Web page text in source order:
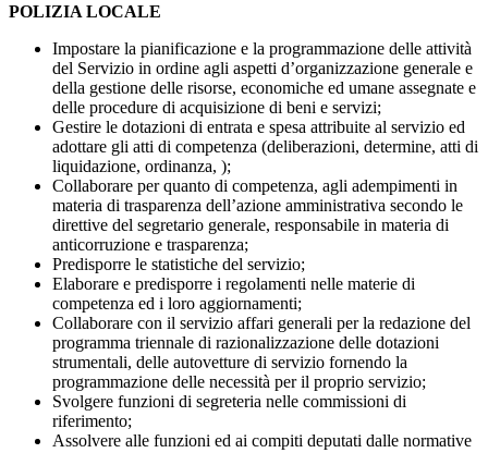
POLIZIA LOCALE
Impostare la pianificazione e la programmazione delle attività
del Servizio in ordine agli aspetti d’organizzazione generale e
della gestione delle risorse, economiche ed umane assegnate e
delle procedure di acquisizione di beni e servizi;
Gestire le dotazioni di entrata e spesa attribuite al servizio ed
adottare gli atti di competenza (deliberazioni, determine, atti di
liquidazione, ordinanza, );
Collaborare per quanto di competenza, agli adempimenti in
materia di trasparenza dell’azione amministrativa secondo le
direttive del segretario generale, responsabile in materia di
anticorruzione e trasparenza;
Predisporre le statistiche del servizio;
Elaborare e predisporre i regolamenti nelle materie di
competenza ed i loro aggiornamenti;
Collaborare con il servizio affari generali per la redazione del
programma triennale di razionalizzazione delle dotazioni
strumentali, delle autovetture di servizio fornendo la
programmazione delle necessità per il proprio servizio;
Svolgere funzioni di segreteria nelle commissioni di
riferimento;
Assolvere alle funzioni ed ai compiti deputati dalle normative